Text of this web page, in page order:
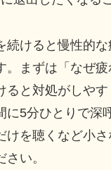
続けると慢性的
。まずは「なぜ
ると対処がしやす
に5分ひとりで深
けを聴くなど小さ
い。